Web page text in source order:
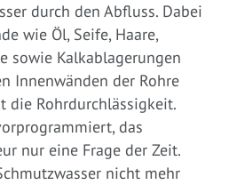
durch den Abfluss. Dabei
wie Öl, Seife, Haare,
sowie Kalkablagerungen
Innenwänden der Rohre
die Rohrdurchlässigkeit.
das
nur eine Frage der Zeit.
nicht mehr